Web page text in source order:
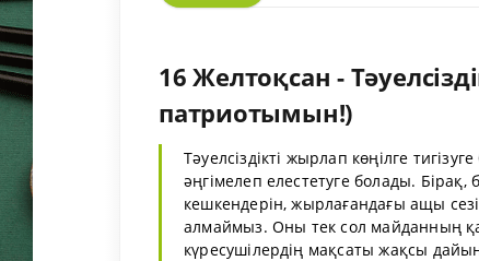
16 Желтоқсан -
патриотымын!)
Тәуелсіздікті жырлап көңілге
әңгімелеп елестетуге болады.
кешкендерін, жырлағандағы ащы
алмаймыз. Оны тек сол майданның
күресушілердің мақсаты жақсы